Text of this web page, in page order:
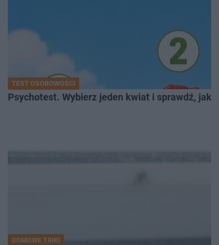
TEST OSOBOWOŚCI
Psychotest. Wybierz jeden kwiat i sprawdź, jaki
DOMOWE TRIKI